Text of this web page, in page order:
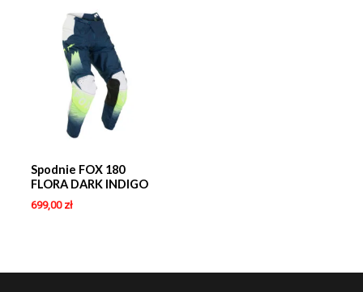
Spodnie FOX 180
FLORA DARK INDIGO
699,00 zł